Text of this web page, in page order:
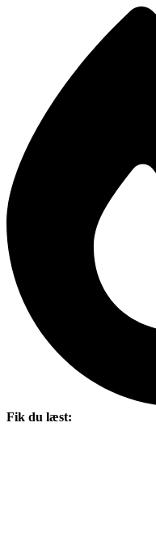
Fik du læst: